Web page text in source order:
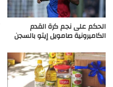
الحكم على نجم كرة القدم
الكاميرونية صامويل إيتو بالسجن